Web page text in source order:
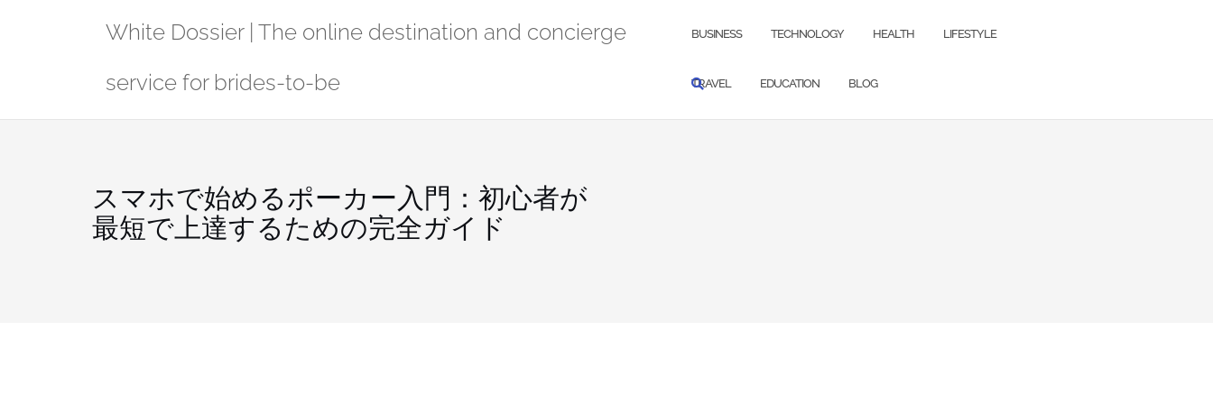
White Dossier | The online destination and concierge
service for brides-to-be
BUSINESS TECHNOLOGY HEALTH LIFESTYLE
TRAVEL EDUCATION BLOG
スマホで始めるポーカー入門：初心者が
最短で上達するための完全ガイド